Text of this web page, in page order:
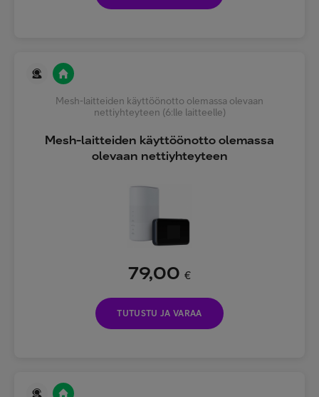
Mesh-laitteiden käyttöönotto olemassa olevaan
nettiyhteyteen (6:lle laitteelle)
Mesh-laitteiden käyttöönotto olemassa
olevaan nettiyhteyteen
79,00 €
TUTUSTU JA VARAA